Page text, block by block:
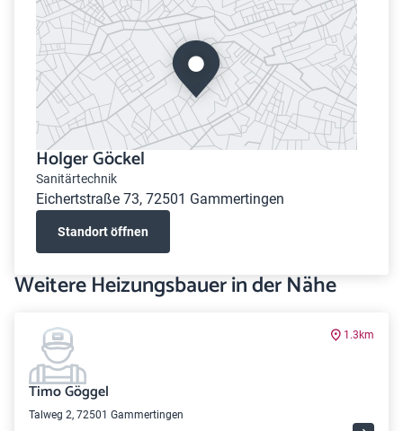
Holger Göckel
Sanitärtechnik
Eichertstraße 73, 72501 Gammertingen
Standort öffnen
Weitere Heizungsbauer in der Nähe
1.3km
Timo Göggel
Talweg 2, 72501 Gammertingen